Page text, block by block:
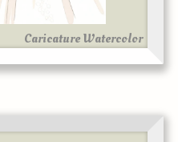
Caricature Watercolor